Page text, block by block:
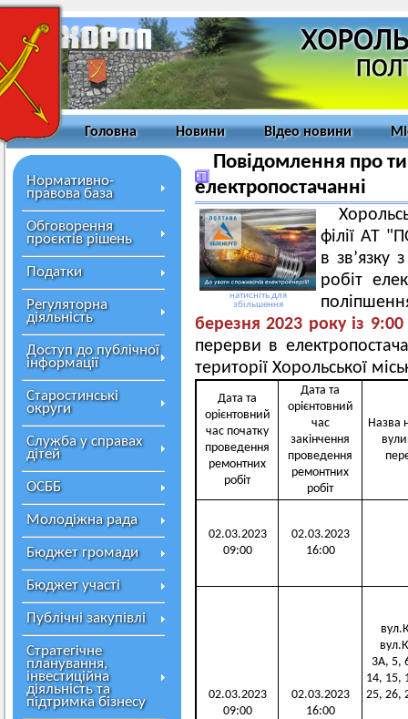
Головна Новини Відео новини
Нормативно-
правова база
Обговорення
проєктів рішень
Податки
Регуляторна
діяльність
Доступ до публічної
інформації
Старостинські
округи
Служба у справах
дітей
ОСББ
Молодіжна рада
Бюджет громади
Бюджет участі
Публічні закупівлі
Стратегічне
планування,
інвестиційна
діяльність та
підтримка бізнесу
Повідомлення про
електропостачанні
натисніть для
збільшення
філії АТ
в зв’язку
робіт
березня 2023 року із 9
перерви в
території Хорольської
Дата та
орієнтовний
час початку
проведення
ремонтних
робіт
Дата та
орієнтовний
час
закінчення
проведення
ремонтних
робіт
Назва
02.03.2023
09:00
02.03.2023
16:00
02.03.2023
09:00
02.03.2023
16:00
3А, 5,
14, 15,
25, 26,